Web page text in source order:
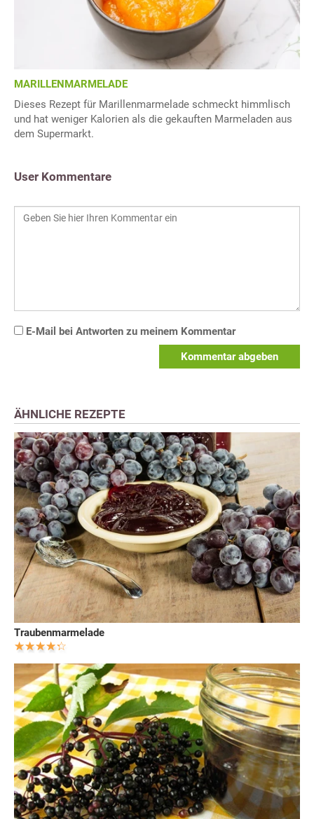
MARILLENMARMELADE
Dieses Rezept für Marillenmarmelade schmeckt himmlisch
und hat weniger Kalorien als die gekauften Marmeladen aus
dem Supermarkt.
User Kommentare
E-Mail bei Antworten zu meinem Kommentar
Kommentar abgeben
ÄHNLICHE REZEPTE
Traubenmarmelade